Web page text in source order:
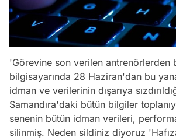
'Görevine son verilen antrenörlerden
bilgisayarında 28 Haziran'dan bu
idman ve verilerinin dışarıya
Samandıra'daki bütün bilgiler
senenin bütün idman verileri,
silinmiş. Neden sildiniz diyoruz